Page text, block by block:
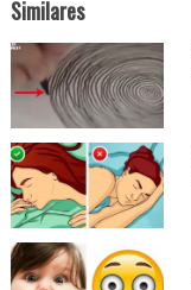
Similares